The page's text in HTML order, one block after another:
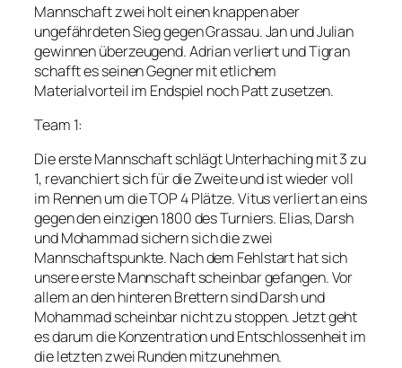
Mannschaft zwei holt einen knappen aber
ungefährdeten Sieg gegen Grassau. Jan und Julian
gewinnen überzeugend. Adrian verliert und Tigran
schafft es seinen Gegner mit etlichem
Materialvorteil im Endspiel noch Patt zusetzen.
Team 1:
Die erste Mannschaft schlägt Unterhaching mit 3 zu
1, revanchiert sich für die Zweite und ist wieder voll
im Rennen um die TOP 4 Plätze. Vitus verliert an eins
gegen den einzigen 1800 des Turniers. Elias, Darsh
und Mohammad sichern sich die zwei
Mannschaftspunkte. Nach dem Fehlstart hat sich
unsere erste Mannschaft scheinbar gefangen. Vor
allem an den hinteren Brettern sind Darsh und
Mohammad scheinbar nicht zu stoppen. Jetzt geht
es darum die Konzentration und Entschlossenheit im
die letzten zwei Runden mitzunehmen.